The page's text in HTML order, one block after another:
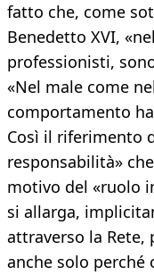
fatto che, come
Benedetto XVI,
professionisti,
«Nel male come
comportamento
Così il riferimento
responsabilità»
motivo del «ruolo
si allarga,
attraverso la
anche solo